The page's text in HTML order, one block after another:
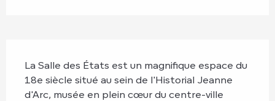
La Salle des États est un magnifique espace du
18e siècle situé au sein de l'Historial Jeanne
d'Arc, musée en plein cœur du centre-ville